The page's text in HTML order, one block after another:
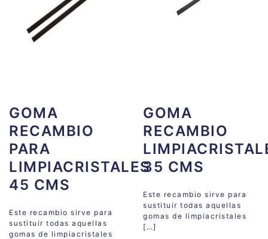
GOMA
RECAMBIO
PARA
LIMPIACRISTALES
45 CMS
Este recambio sirve para
sustituir todas aquellas
gomas de limpiacristales
GOMA
RECAMBIO
35 CMS
Este recambio sirve para
sustituir todas aquellas
gomas de limpiacristales
[…]